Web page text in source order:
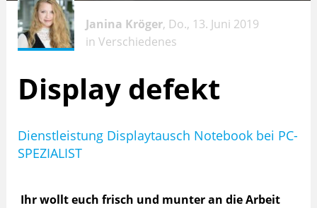
Janina Kröger, Do., 13. Juni 2019
in Verschiedenes
Display defekt
Dienstleistung Displaytausch Notebook bei PC-
SPEZIALIST
Ihr wollt euch frisch und munter an die Arbeit